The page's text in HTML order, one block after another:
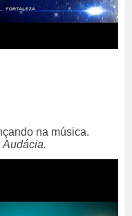
na música.
Audácia.